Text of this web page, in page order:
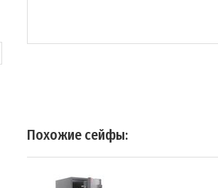
Похожие сейфы: